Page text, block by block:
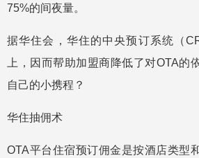
75%的间夜量。
据华住会，华住的中央预订系统（
上，因而帮助加盟商降低了对OTA的
自己的小携程？
华住抽佣术
OTA平台住宿预订佣金是按酒店类型